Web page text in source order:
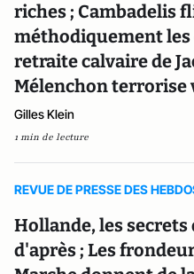
riches ; Cambadelis
méthodiquement les
retraite calvaire de
Mélenchon terrorise
Gilles Klein
1 min de lecture
REVUE DE PRESSE DES
Hollande, les secrets
d'après ; Les